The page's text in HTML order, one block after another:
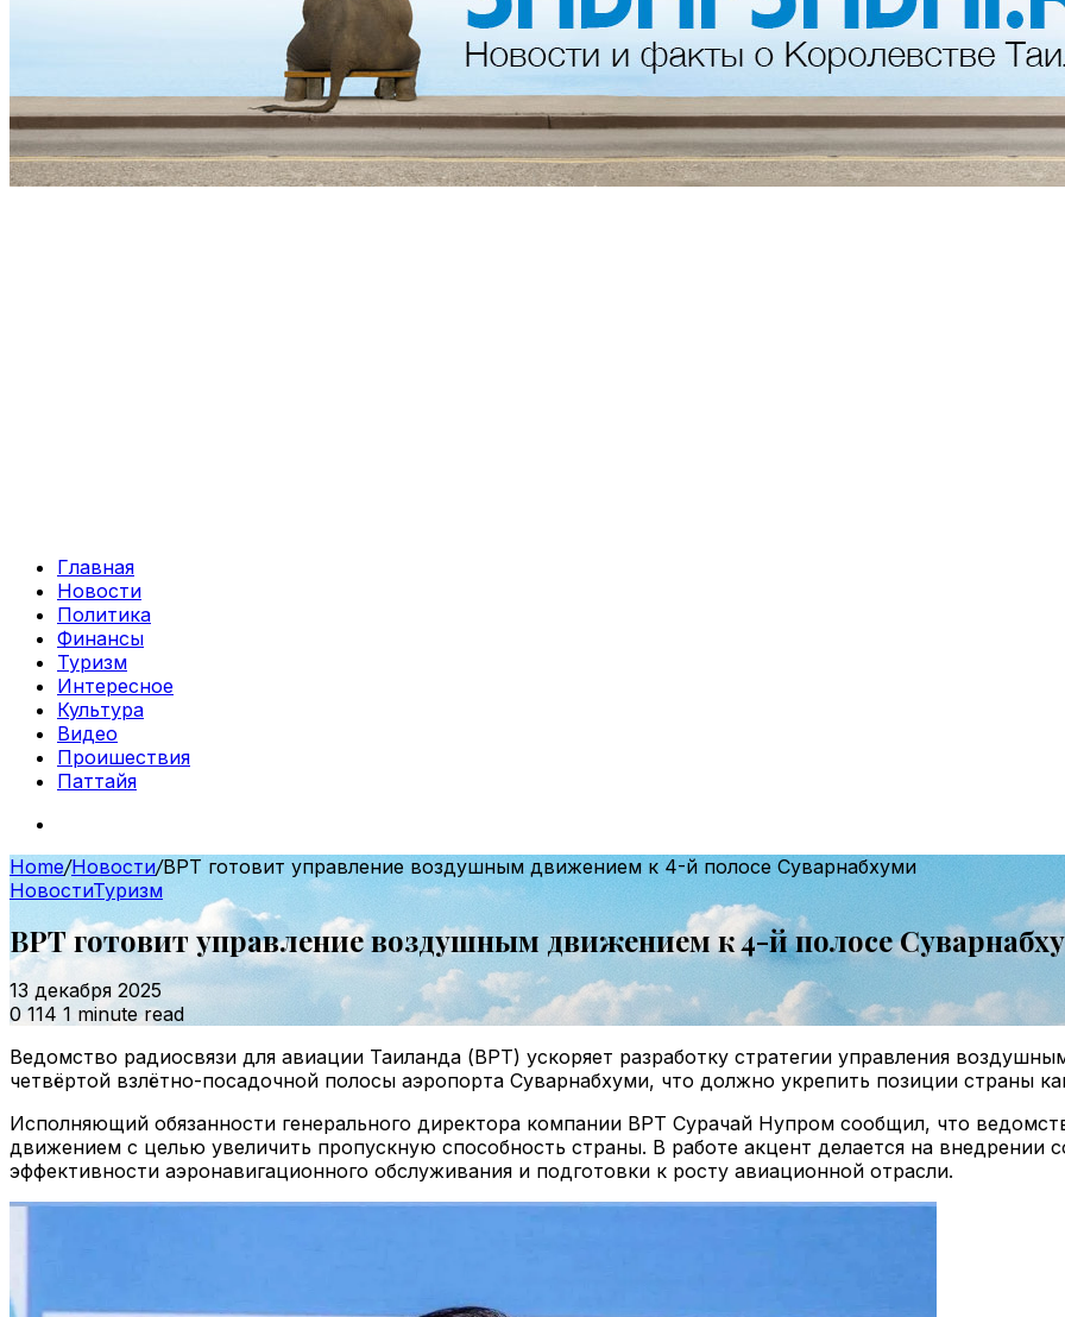
Главная
Новости
Политика
Финансы
Туризм
Интересное
Культура
Видео
Проишествия
Паттайя
Home/Новости/ВРТ готовит управление воздушным движением к 4-й полосе Суварнабхуми
НовостиТуризм
ВРТ готовит управление воздушным движением к 4-й полосе
13 декабря 2025
0 114 1 minute read
Ведомство радиосвязи для авиации Таиланда (ВРТ) ускоряет разработку стратегии управления
четвёртой взлётно-посадочной полосы аэропорта Суварнабхуми, что должно укрепить позиции страны
Исполняющий обязанности генерального директора компании ВРТ Сурачай Нупром сообщил, что
движением с целью увеличить пропускную способность страны. В работе акцент делается на внедрении
эффективности аэронавигационного обслуживания и подготовки к росту авиационной отрасли.